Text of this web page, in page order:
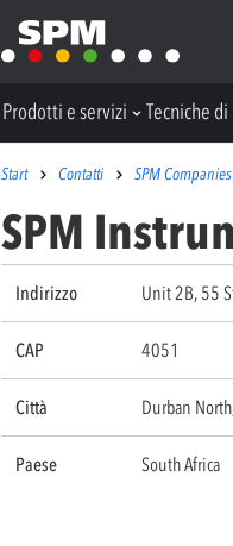
Prodotti e servizi Tecniche
Start Contatti SPM Companies
SPM
Indirizzo Unit 2B, 55
CAP 4051
Città Durban
Paese South Africa